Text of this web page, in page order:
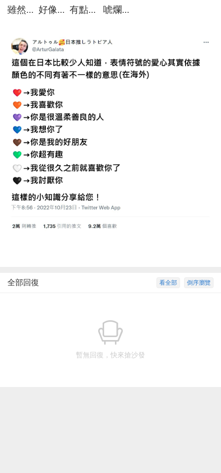
雖然... 好像... 有點... 唬爛...
倒序瀏覽
看全部
全部回復
暫無回復，快來搶沙發